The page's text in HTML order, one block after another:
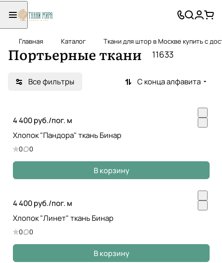
Главная Каталог Ткани для штор в Москве купить с
Портьерные ткани 11633
Все фильтры С конца алфавита
4 400 руб./пог. м
Хлопок "Пандора" ткань Бинар
0 0
В корзину
4 400 руб./пог. м
Хлопок "Линет" ткань Бинар
0 0
В корзину